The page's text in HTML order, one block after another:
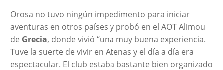
Orosa no tuvo ningún impedimento para iniciar
aventuras en otros países y probó en el AOT Alimou
de Grecia, donde vivió “una muy buena experiencia.
Tuve la suerte de vivir en Atenas y el día a día era
espectacular. El club estaba bastante bien organizado